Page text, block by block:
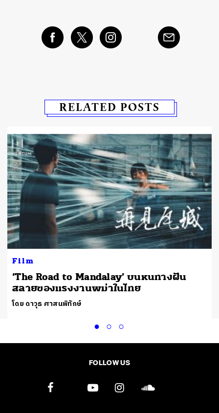
RELATED POSTS
Film
‘​The Road to Mandalay’ บนหนทางฝัน
สลายของแรงงานพม่าในไทย
โดย ดาวุธ ศาสนพิทักษ์
FOLLOW US